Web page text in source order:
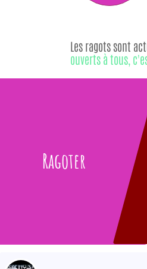
Ragoter
Les ragots sont
ouverts à tous,